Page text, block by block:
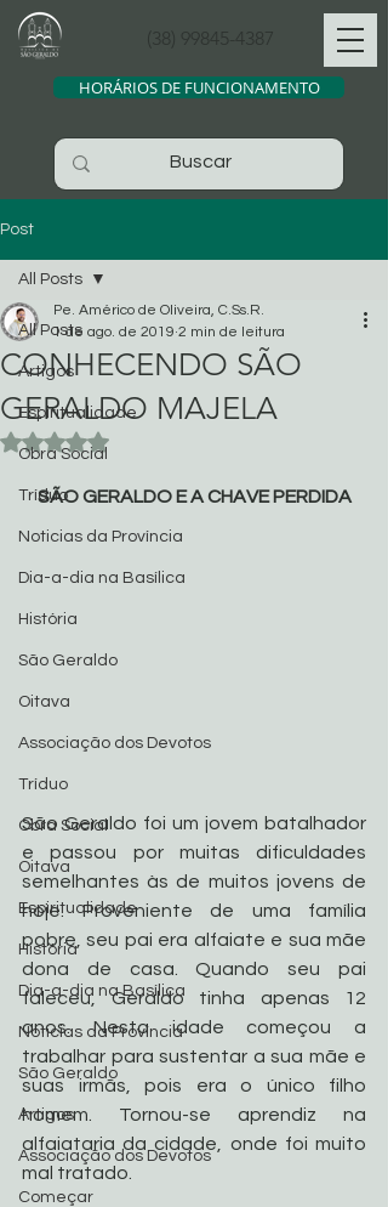
(38) 99845-4387
HORÁRIOS DE FUNCIONAMENTO
Post
All Posts
Artigos
Espiritualidade
Obra Social
Tríduo
Noticias da Província
Dia-a-dia na Basílica
História
São Geraldo
Oitava
Associação dos Devotos
Tríduo
Obra Social
Oitava
Espiritualidade
História
Dia-a-dia na Basílica
Noticias da Província
São Geraldo
Artigos
Associação dos Devotos
Começar
All Posts
CONHECENDO SÃO
GERALDO MAJELA
Pe. Américo de Oliveira, C.Ss.R.
1 de ago. de 2019 2 min de leitura
Avaliado com NaN de 5 estrelas.
SÃO GERALDO E A CHAVE PERDIDA
São Geraldo foi um jovem batalhador
e passou por muitas dificuldades
semelhantes às de muitos jovens de
hoje. Proveniente de uma família
pobre, seu pai era alfaiate e sua mãe
dona de casa. Quando seu pai
faleceu, Geraldo tinha apenas 12
anos. Nesta idade começou a
trabalhar para sustentar a sua mãe e
suas irmãs, pois era o único filho
homem. Tornou-se aprendiz na
alfaiataria da cidade, onde foi muito
mal tratado.